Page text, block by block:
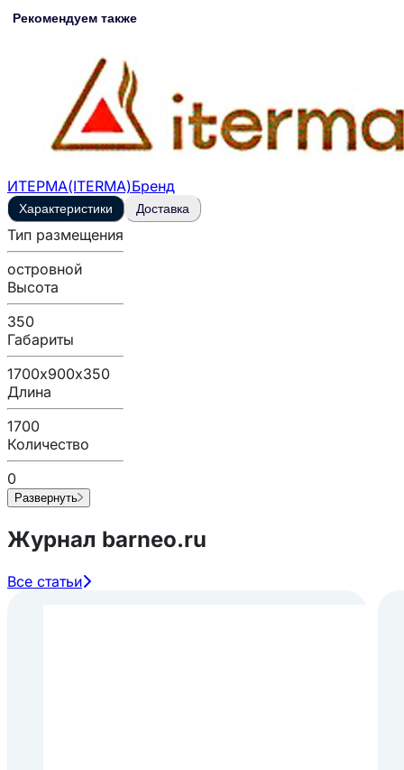
Рекомендуем также
ИТЕРМА(ITERMA)Бренд
Характеристики Доставка
Тип размещения
островной
Высота
350
Габариты
1700х900х350
Длина
1700
Количество
0
Развернуть
Журнал barneo.ru
Все статьи